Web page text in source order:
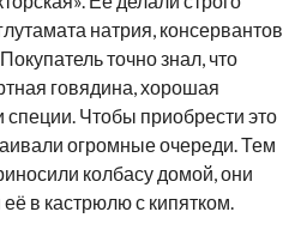
натрия, консервантов
точно знал, что
говядина, хорошая
специи. Чтобы приобрести это
огромные очереди. Тем
колбасу домой, они
в кастрюлю с кипятком.